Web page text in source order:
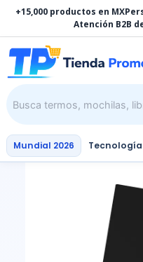
contenido
+15,000 productos en MX
Atención B2B
Mundial 2026 Tecnología